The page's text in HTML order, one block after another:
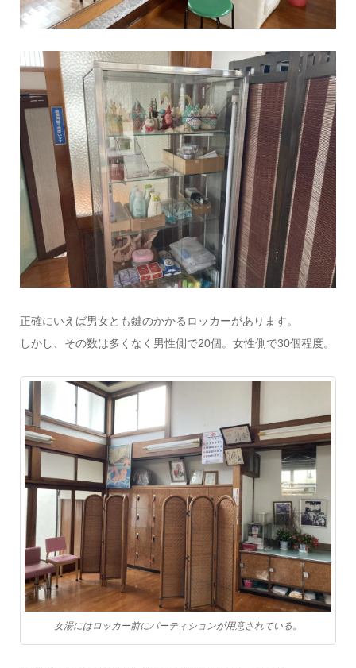
正確にいえば男女とも鍵のかかるロッカーがあります。
しかし、その数は多くなく男性側で20個。女性側で30個程度。
女湯にはロッカー前にパーティションが用意されている。